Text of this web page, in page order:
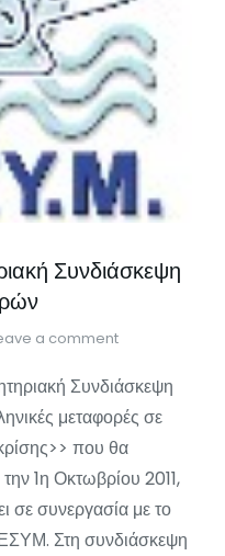
Συνδιάσκεψη
a comment
Συνδιάσκεψη
μεταφορές σε
που θα
1η Οκτωβρίου 2011,
σε συνεργασία με το
Στη συνδιάσκεψη